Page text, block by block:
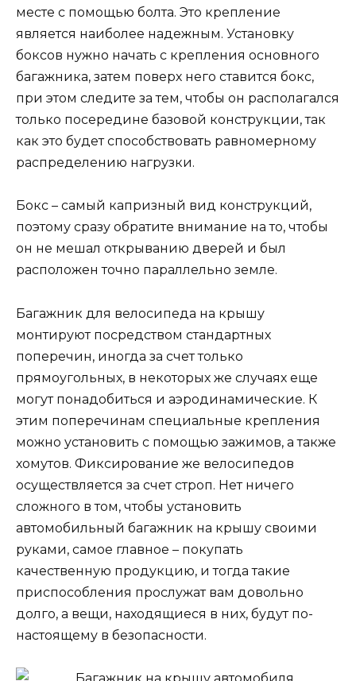
месте с помощью болта. Это крепление
является наиболее надежным. Установку
боксов нужно начать с крепления основного
багажника, затем поверх него ставится бокс,
при этом следите за тем, чтобы он располагался
только посередине базовой конструкции, так
как это будет способствовать равномерному
распределению нагрузки.
Бокс – самый капризный вид конструкций,
поэтому сразу обратите внимание на то, чтобы
он не мешал открыванию дверей и был
расположен точно параллельно земле.
Багажник для велосипеда на крышу
монтируют посредством стандартных
поперечин, иногда за счет только
прямоугольных, в некоторых же случаях еще
могут понадобиться и аэродинамические. К
этим поперечинам специальные крепления
можно установить с помощью зажимов, а также
хомутов. Фиксирование же велосипедов
осуществляется за счет строп. Нет ничего
сложного в том, чтобы установить
автомобильный багажник на крышу своими
руками, самое главное – покупать
качественную продукцию, и тогда такие
приспособления прослужат вам довольно
долго, а вещи, находящиеся в них, будут по-
настоящему в безопасности.